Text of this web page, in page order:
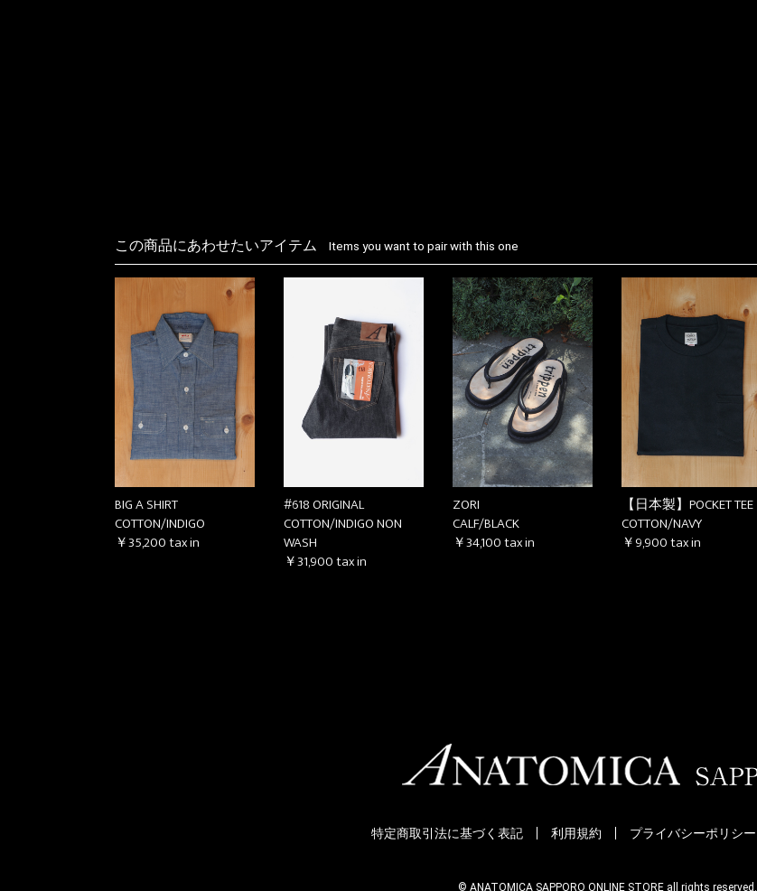
この商品にあわせたいアイテム Items you want to pair with this one
BIG A SHIRT
COTTON/INDIGO
￥35,200tax in
#618 ORIGINAL
COTTON/INDIGO NON
WASH
￥31,900tax in
ZORI
CALF/BLACK
￥34,100tax in
【日本製】POCKET TEE
COTTON/NAVY
￥9,900tax in
特定商取引法に基づく表記 利用規約 プライバシーポリシー
© ANATOMICA SAPPORO ONLINE STORE all rights reserved.